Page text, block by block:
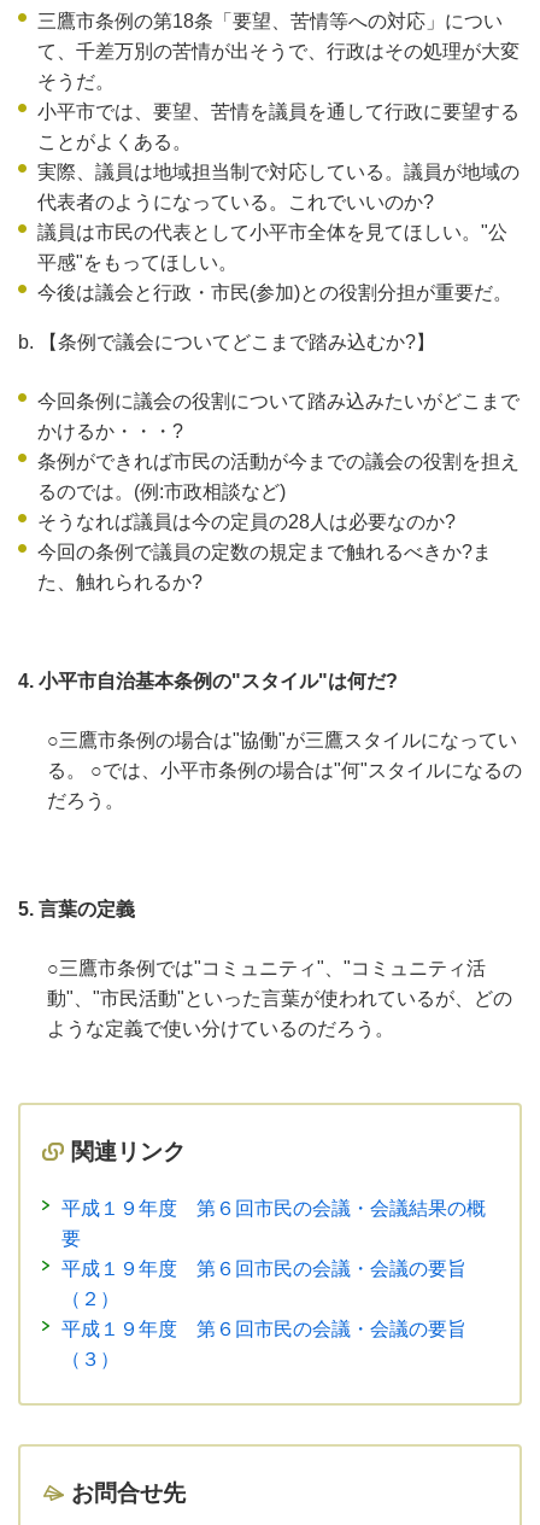
三鷹市条例の第18条「要望、苦情等への対応」につい
て、千差万別の苦情が出そうで、行政はその処理が大変
そうだ。
小平市では、要望、苦情を議員を通して行政に要望する
ことがよくある。
実際、議員は地域担当制で対応している。議員が地域の
代表者のようになっている。これでいいのか?
議員は市民の代表として小平市全体を見てほしい。"公
平感"をもってほしい。
今後は議会と行政・市民(参加)との役割分担が重要だ。
b. 【条例で議会についてどこまで踏み込むか?】
今回条例に議会の役割について踏み込みたいがどこまで
かけるか・・・?
条例ができれば市民の活動が今までの議会の役割を担え
るのでは。(例:市政相談など)
そうなれば議員は今の定員の28人は必要なのか?
今回の条例で議員の定数の規定まで触れるべきか?ま
た、触れられるか?
4. 小平市自治基本条例の"スタイル"は何だ?
○三鷹市条例の場合は"協働"が三鷹スタイルになってい
る。 ○では、小平市条例の場合は"何"スタイルになるの
だろう。
5. 言葉の定義
○三鷹市条例では"コミュニティ"、"コミュニティ活
動"、"市民活動"といった言葉が使われているが、どの
ような定義で使い分けているのだろう。
関連リンク
平成１９年度 第６回市民の会議・会議結果の概
要
平成１９年度 第６回市民の会議・会議の要旨
（２）
平成１９年度 第６回市民の会議・会議の要旨
（３）
お問合せ先